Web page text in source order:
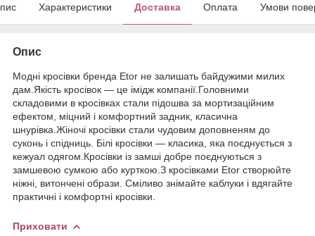
Характеристики Доставка Оплата Умови
Опис
Модні кросівки бренда Etor не залишать байдужими милих
дам.Якість кросівок — це імідж компанії.Головними
складовими в кросівках стали підошва за мортизаційним
ефектом, міцний і комфортний задник, класична
шнурівка.Жіночі кросівки стали чудовим доповненям до
суконь і спідниць. Білі кросівки — класика, яка поєднується з
кежуал одягом.Кросівки із замші добре поєднуються з
замшевою сумкою або курткою.З кросівками Etor створюйте
ніжні, витончені образи. Сміливо знімайте каблуки і вдягайте
практичні і комфортні кросівки.
Приховати